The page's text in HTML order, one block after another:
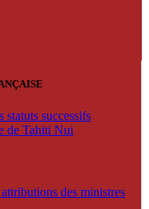
statuts successifs
de Tahiti Nui
des ministres